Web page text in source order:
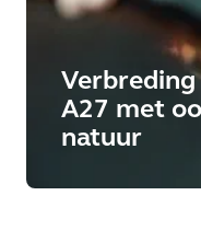
Verbreding
A27 met
natuur